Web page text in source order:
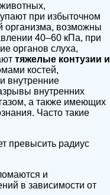
при избыточном
организма, возможны
40–60 кПа, при
органов слуха,
тяжелые контузии и
костей,
внутренние
внутренних
а также имеющих
Часто такие
превысить радиус
и
в зависимости от